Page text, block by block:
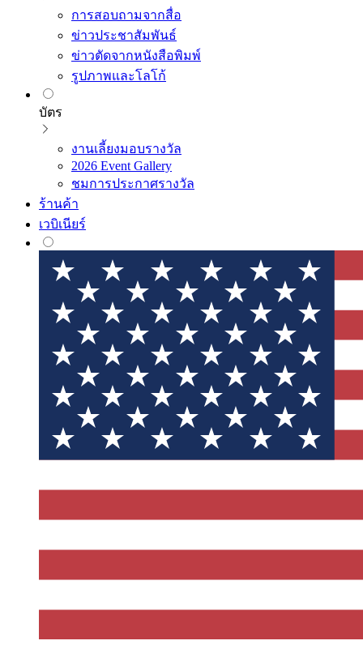
การสอบถามจากสื่อ
ข่าวประชาสัมพันธ์
ข่าวตัดจากหนังสือพิมพ์
รูปภาพและโลโก้
บัตร
งานเลี้ยงมอบรางวัล
2026 Event Gallery
ชมการประกาศรางวัล
ร้านค้า
เวบิเนียร์